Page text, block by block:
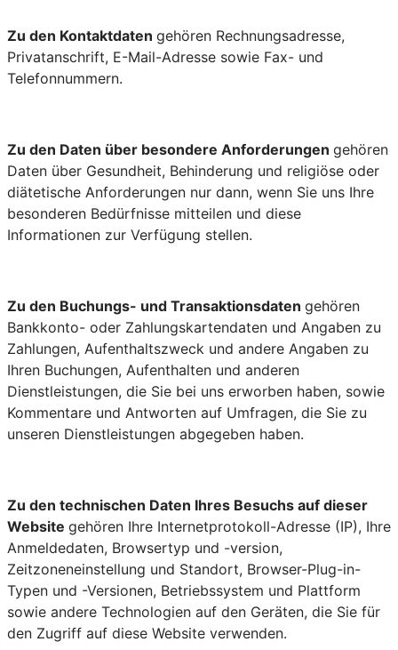
Zu den Kontaktdaten gehören Rechnungsadresse,
Privatanschrift, E-Mail-Adresse sowie Fax- und
Telefonnummern.
Zu den Daten über besondere Anforderungen gehören
Daten über Gesundheit, Behinderung und religiöse oder
diätetische Anforderungen nur dann, wenn Sie uns Ihre
besonderen Bedürfnisse mitteilen und diese
Informationen zur Verfügung stellen.
Zu den Buchungs- und Transaktionsdaten gehören
Bankkonto- oder Zahlungskartendaten und Angaben zu
Zahlungen, Aufenthaltszweck und andere Angaben zu
Ihren Buchungen, Aufenthalten und anderen
Dienstleistungen, die Sie bei uns erworben haben, sowie
Kommentare und Antworten auf Umfragen, die Sie zu
unseren Dienstleistungen abgegeben haben.
Zu den technischen Daten Ihres Besuchs auf dieser
Website gehören Ihre Internetprotokoll-Adresse (IP), Ihre
Anmeldedaten, Browsertyp und -version,
Zeitzoneneinstellung und Standort, Browser-Plug-in-
Typen und -Versionen, Betriebssystem und Plattform
sowie andere Technologien auf den Geräten, die Sie für
den Zugriff auf diese Website verwenden.